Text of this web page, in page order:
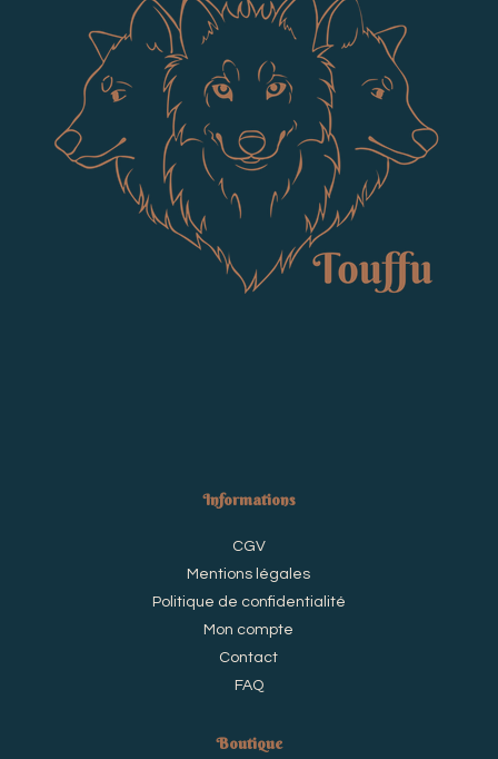
Informations
CGV
Mentions légales
Politique de confidentialité
Mon compte
Contact
FAQ
Boutique